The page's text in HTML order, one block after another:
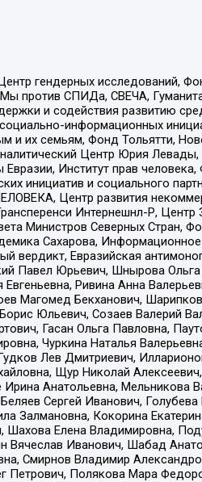
гендерных исследований,
против СПИДа, СВЕЧА,
и содействия развитию
информационных
и их семьям, Фонд Тольятти,
Центр Юрия
Институт прав
инициатив и социального
Центр развития
Интернешнл-Р,
Министров Северных Стран,
Сахарова,
вердикт, Евразийская
Павел Юрьевич, Шнырова
Ривина Анна
Магомед Бекханович,
Юльевич, Созаев Валерий
Гасан Ольга Павловна,
Чуркина Наталья
Лев Дмитриевич,
Щур Николай
Анатольевна, Мельникова
Сергей Иванович, Голубева
Залмановна, Кокорина
Елена Владимировна,
Вячеслав Иванович, Шабад
Смирнов Владимир
Петрович, Полякова Мара